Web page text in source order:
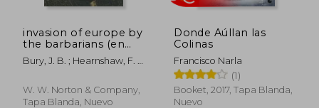
invasion of europe by
the barbarians (en
Inglés)
Bury, J. B. ; Hearnshaw, F. J.
W. W. Norton & Company,
Tapa Blanda, Nuevo
Donde Aúllan las
Colinas
Francisco Narla
(1)
Booket, 2017, Tapa Blanda,
Nuevo